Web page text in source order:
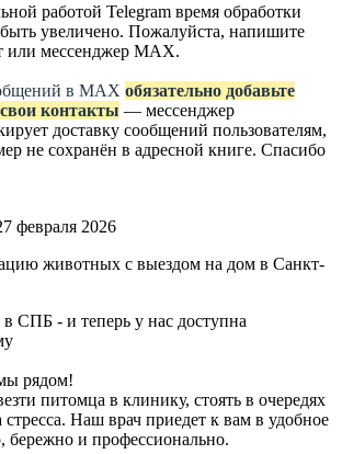
работой Telegram время обработки
увеличено. Пожалуйста, напишите
или мессенджер МАХ.
в МАХ обязательно добавьте
контакты — мессенджер
доставку сообщений пользователям,
не сохранён в адресной книге. Спасибо
февраля 2026
животных с выездом на дом в Санкт-
в СПБ - и теперь у нас доступна
рядом!
питомца в клинику, стоять в очередях
стресса. Наш врач приедет к вам в удобное
и профессионально.